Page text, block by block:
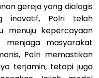
gereja yang dialogis
inovatif, Polri telah
menuju kepercayaan
masyarakat
Polri memastikan
terjamin, tetapi juga